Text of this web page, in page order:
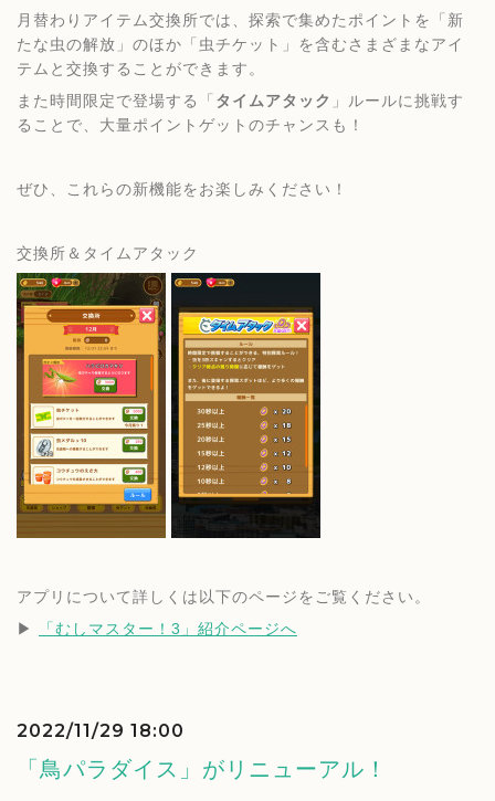
月替わりアイテム交換所では、探索で集めたポイントを「新
たな虫の解放」のほか「虫チケット」を含むさまざまなアイ
テムと交換することができます。
また時間限定で登場する「タイムアタック 」ルールに挑戦す
ることで、大量ポイントゲットのチャンスも！
ぜひ、これらの新機能をお楽しみください！
交換所＆タイムアタック
アプリについて詳しくは以下のページをご覧ください。
▶︎
「むしマスター！3」紹介ページへ
2022/11/29 18:00
「鳥パラダイス」がリニューアル！